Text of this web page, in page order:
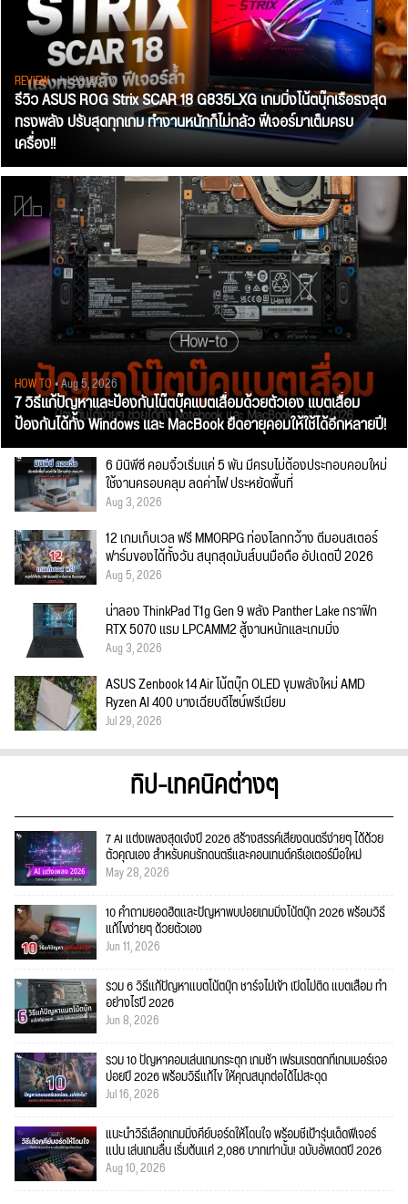
REVIEW• Jul 28, 2026
รีวิว ASUS ROG Strix SCAR 18 G835LXG เกมมิ่งโน้ตบุ๊กเรือธงสุด
ทรงพลัง ปรับสุดทุกเกม ทำงานหนักก็ไม่กลัว ฟีเจอร์มาเต็มครบ
เครื่อง!!
HOW TO• Aug 5, 2026
7 วิธีแก้ปัญหาและป้องกันโน๊ตบุ๊คแบตเสื่อมด้วยตัวเอง แบตเสื่อม
ป้องกันได้ทั้ง Windows และ MacBook ยืดอายุคอมให้ใช้ได้อีกหลายปี!
6 มินิพีซี คอมจิ๋วเริ่มแค่ 5 พัน มีครบไม่ต้องประกอบคอมใหม่
ใช้งานครอบคลุม ลดค่าไฟ ประหยัดพื้นที่
Aug 3, 2026
12 เกมเก็บเวล ฟรี MMORPG ท่องโลกกว้าง ตีมอนสเตอร์
ฟาร์มของได้ทั้งวัน สนุกสุดมันส์บนมือถือ อัปเดตปี 2026
Aug 5, 2026
น่าลอง ThinkPad T1g Gen 9 พลัง Panther Lake กราฟิก
RTX 5070 แรม LPCAMM2 สู้งานหนักและเกมมิ่ง
Aug 3, 2026
ASUS Zenbook 14 Air โน้ตบุ๊ก OLED ขุมพลังใหม่ AMD
Ryzen AI 400 บางเฉียบดีไซน์พรีเมียม
Jul 29, 2026
ทิป-เทคนิคต่างๆ
7 AI แต่งเพลงสุดเจ๋งปี 2026 สร้างสรรค์เสียงดนตรีง่ายๆ ได้ด้วย
ตัวคุณเอง สำหรับคนรักดนตรีและคอนเทนต์ครีเอเตอร์มือใหม่
May 28, 2026
10 คำถามยอดฮิตและปัญหาพบบ่อยเกมมิ่งโน้ตบุ๊ก 2026 พร้อมวิธี
แก้ไขง่ายๆ ด้วยตัวเอง
Jun 11, 2026
รวม 6 วิธีแก้ปัญหาแบตโน้ตบุ๊ก ชาร์จไม่เข้า เปิดไม่ติด แบตเสื่อม ทำ
อย่างไรปี 2026
Jun 8, 2026
รวม 10 ปัญหาคอมเล่นเกมกระตุก เกมช้า เฟรมเรตตกที่เกมเมอร์เจอ
บ่อยปี 2026 พร้อมวิธีแก้ไข ให้คุณสนุกต่อได้ไม่สะดุด
Jul 16, 2026
แนะนำวิธีเลือกเกมมิ่งคีย์บอร์ดให้โดนใจ พร้อมชี้เป้ารุ่นเด็ดฟีเจอร์
แน่น เล่นเกมลื่น เริ่มต้นแค่ 2,086 บาทเท่านั้น! ฉบับอัพเดตปี 2026
Aug 10, 2026